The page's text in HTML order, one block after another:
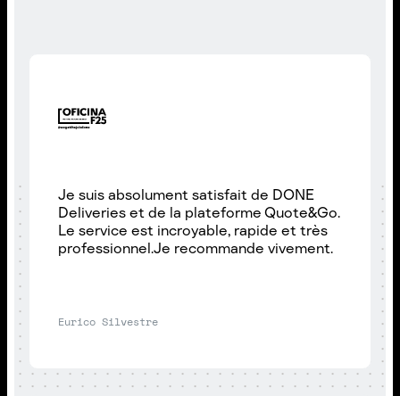
Je suis absolument satisfait de DONE
Deliveries et de la plateforme Quote&Go.
Le service est incroyable, rapide et très
professionnel.Je recommande vivement.
Eurico Silvestre